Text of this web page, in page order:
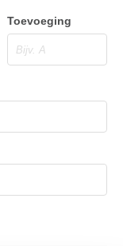
Toevoeging